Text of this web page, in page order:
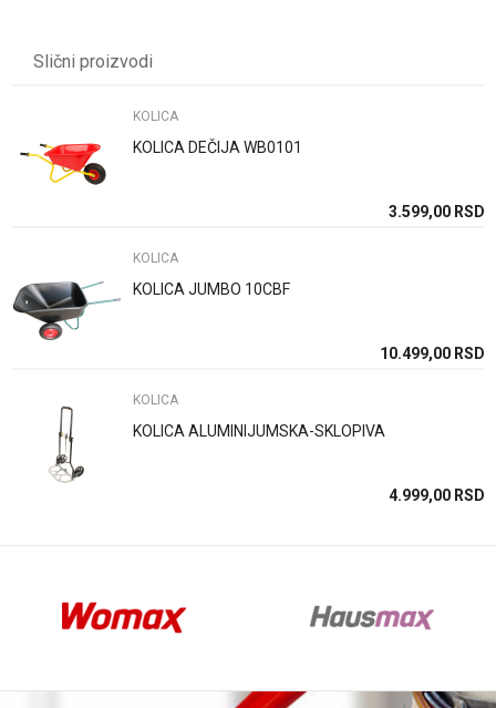
Poruka
Anti-spam zaštita - izračunajte koliko je 6 - 1 :
POŠALJI
Slični proizvodi
KOLICA
KOLICA DEČIJA WB0101
3.599,00 RSD
KOLICA
KOLICA JUMBO 10CBF
10.499,00 RSD
KOLICA
KOLICA ALUMINIJUMSKA-SKLOPIVA
4.999,00 RSD